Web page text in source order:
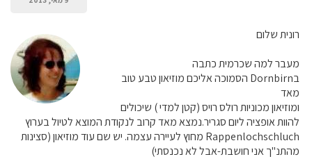
רונית שלום
מעבר למה שכרמית כתבה
בDornbirn הסמוכה אליכם מוזיאון טבע טוב
מאד
ומוזיאון מכוניות רולס רויס (קטן למדי ) שיכולים
להוות אופציה ליום סגריר.נמצא מאד קרוב לנקודת המוצא לטיול בערוץ
Rappenlochschluch מחוץ לעיירה עצמה. יש שם עוד מוזיאון (סצינות
מהתנ"ך אני חושבת-אבל לא נכנסתי)